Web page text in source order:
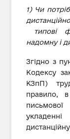
1) Чи
типові
надомну і
Згідно з
Кодексу
КЗпП)
правило,